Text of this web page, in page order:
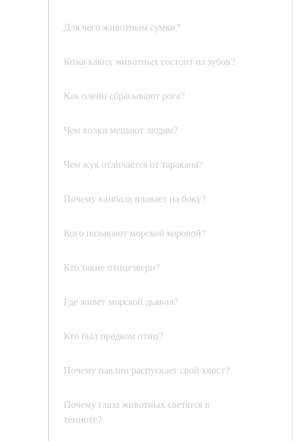
Для чего животным сумки?
Кожа каких животных состоит из зубов?
Как олени сбрасывают рога?
Чем волки мешают людям?
Чем жук отличается от таракана?
Почему камбала плавает на боку?
Кого называют морской коровой?
Кто такие птицезвери?
Где живет морской дьявол?
Кто был предком птиц?
Почему павлин распускает свой хвост?
Почему глаза животных светятся в
темноте?